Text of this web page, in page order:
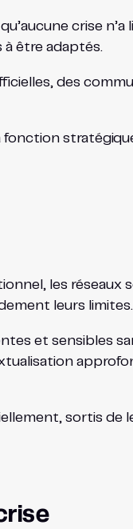
crise
être adaptés.
des
fonction
les réseaux
leurs limites.
et sensibles
sortis de